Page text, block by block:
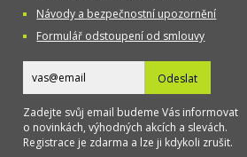
Návody a bezpečnostní upozornění
Formulář odstoupení od smlouvy
Odeslat
Zadejte svůj email budeme Vás informovat
o novinkách, výhodných akcích a slevách.
Registrace je zdarma a lze ji kdykoli zrušit.